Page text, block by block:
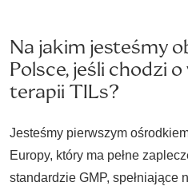
Na jakim jesteśmy
Polsce, jeśli chodzi
terapii TILs?
Jesteśmy pierwszym
Europy, który ma pełne
standardzie GMP, spełniające